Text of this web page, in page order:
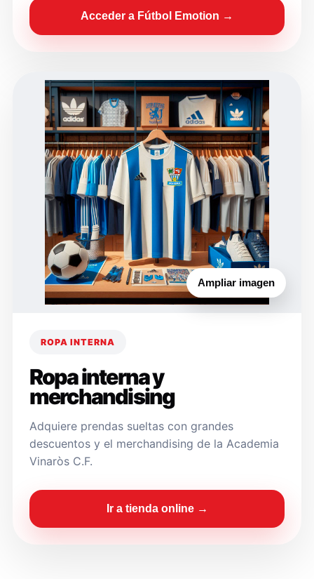
Acceder a Fútbol Emotion →
Ampliar imagen
ROPA INTERNA
Ropa interna y
merchandising
Adquiere prendas sueltas con grandes
descuentos y el merchandising de la Academia
Vinaròs C.F.
Ir a tienda online →